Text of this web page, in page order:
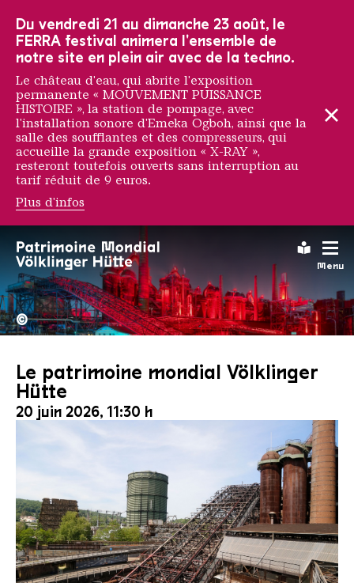
Menu
La Völklinger Hütte
Copyright:
©
Le patrimoine mondial Völklinger
Hütte
20 juin 2026, 11:30 h
Du vendredi 21 au dimanche 23 août, le
FERRA festival animera l'ensemble de
notre site en plein air avec de la techno.
Le château d'eau, qui abrite l'exposition
permanente « MOUVEMENT PUISSANCE
HISTOIRE », la station de pompage, avec
l'installation sonore d'Emeka Ogboh, ainsi que la
salle des soufflantes et des compresseurs, qui
accueille la grande exposition « X-RAY »,
resteront toutefois ouverts sans interruption au
tarif réduit de 9 euros.
Plus d'infos